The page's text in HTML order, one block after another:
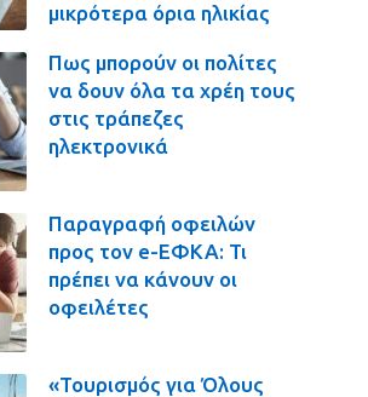
μικρότερα όρια ηλικίας
Πως μπορούν οι πολίτες
να δουν όλα τα χρέη τους
στις τράπεζες
ηλεκτρονικά
Παραγραφή οφειλών
προς τον e-ΕΦΚΑ: Τι
πρέπει να κάνουν οι
οφειλέτες
«Τουρισμός για Όλους